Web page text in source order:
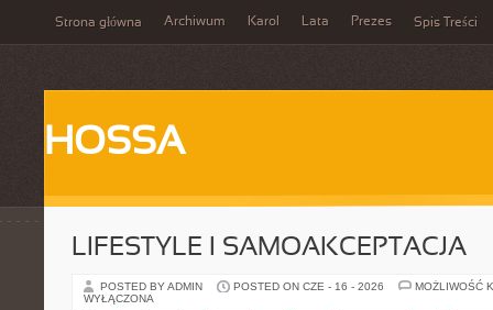
Strona główna Archiwum Karol Lata Prezes Spis Treści
HOSSA
LIFESTYLE I SAMOAKCEPTACJA
POSTED BY ADMIN POSTED ON CZE - 16 - 2026
MOŻLIWOŚĆ
WYŁĄCZONA